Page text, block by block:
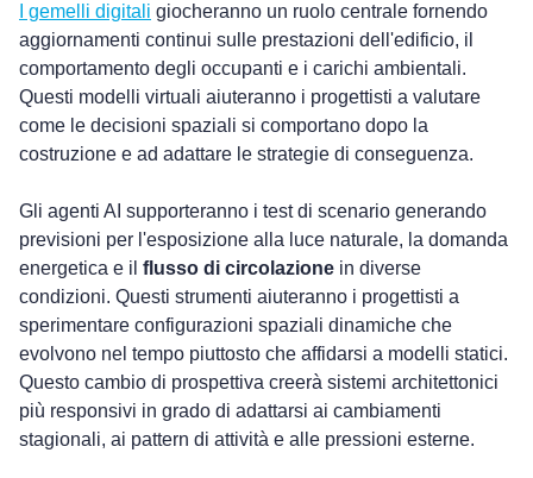
I gemelli digitali giocheranno un ruolo centrale fornendo
aggiornamenti continui sulle prestazioni dell'edificio, il
comportamento degli occupanti e i carichi ambientali.
Questi modelli virtuali aiuteranno i progettisti a valutare
come le decisioni spaziali si comportano dopo la
costruzione e ad adattare le strategie di conseguenza.
Gli agenti AI supporteranno i test di scenario generando
previsioni per l'esposizione alla luce naturale, la domanda
energetica e il flusso di circolazione in diverse
condizioni. Questi strumenti aiuteranno i progettisti a
sperimentare configurazioni spaziali dinamiche che
evolvono nel tempo piuttosto che affidarsi a modelli statici.
Questo cambio di prospettiva creerà sistemi architettonici
più responsivi in grado di adattarsi ai cambiamenti
stagionali, ai pattern di attività e alle pressioni esterne.